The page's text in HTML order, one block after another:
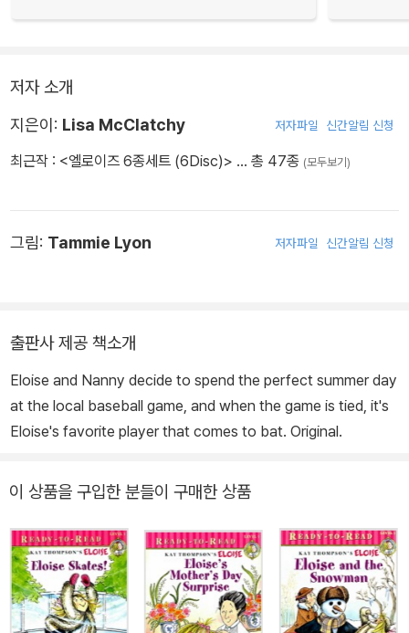
저자 소개
지은이: Lisa McClatchy 저자파일 신간알림 신청
최근작 : <엘로이즈 6종세트 (6Disc)> … 총 47종 (모두보기)
그림: Tammie Lyon 저자파일 신간알림 신청
출판사 제공 책소개
Eloise and Nanny decide to spend the perfect summer day
at the local baseball game, and when the game is tied, it's
Eloise's favorite player that comes to bat. Original.
이 상품을 구입한 분들이 구매한 상품